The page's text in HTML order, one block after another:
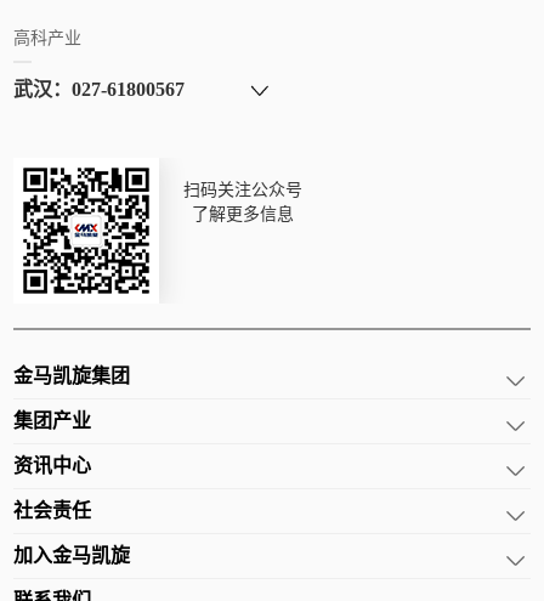
高科产业
扫码关注公众号
了解更多信息
金马凯旋集团
集团产业
资讯中心
社会责任
加入金马凯旋